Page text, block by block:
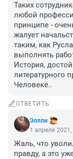
Таких
любой
принципе -
жалует
таким, как
выполнять
История,
литературного
Человеке..
ОТВЕТИТЬ
Эллли
1 апреля
Жаль, что
правду, а это